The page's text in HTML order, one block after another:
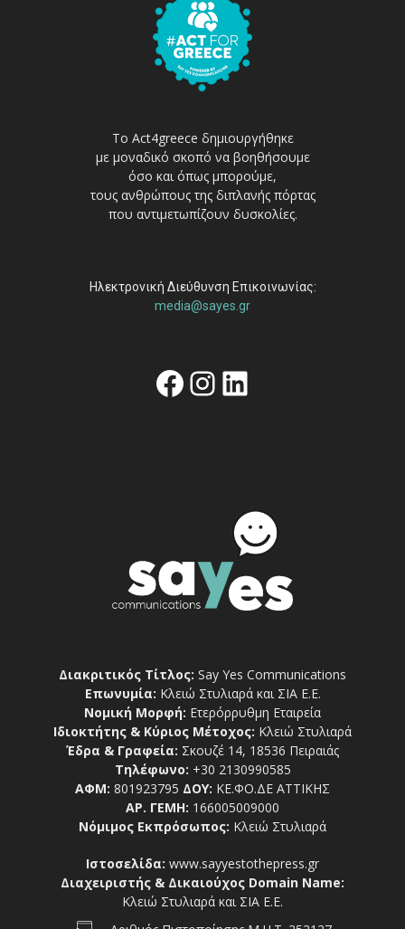
Το Act4greece δημιουργήθηκε
με μοναδικό σκοπό να βοηθήσουμε
όσο και όπως μπορούμε,
τους ανθρώπους της διπλανής πόρτας
που αντιμετωπίζουν δυσκολίες.
Ηλεκτρονική Διεύθυνση Επικοινωνίας:
media@sayes.gr
Facebook
Instagram
Linkedin
Διακριτικός Τίτλος: Say Yes Communications
Επωνυμία: Κλειώ Στυλιαρά και ΣΙΑ Ε.Ε.
Νομική Μορφή: Ετερόρρυθμη Εταιρεία
Ιδιοκτήτης & Κύριος Μέτοχος: Κλειώ Στυλιαρά
Έδρα & Γραφεία: Σκουζέ 14, 18536 Πειραιάς
Τηλέφωνο: +30 2130990585
ΑΦΜ: 801923795 ΔΟΥ: ΚΕ.ΦΟ.ΔΕ ΑΤΤΙΚΗΣ
ΑΡ. ΓΕΜΗ: 166005009000
Νόμιμος Εκπρόσωπος: Κλειώ Στυλιαρά
Ιστοσελίδα: www.sayyestothepress.gr
Διαχειριστής & Δικαιούχος Domain Name:
Κλειώ Στυλιαρά και ΣΙΑ Ε.Ε.